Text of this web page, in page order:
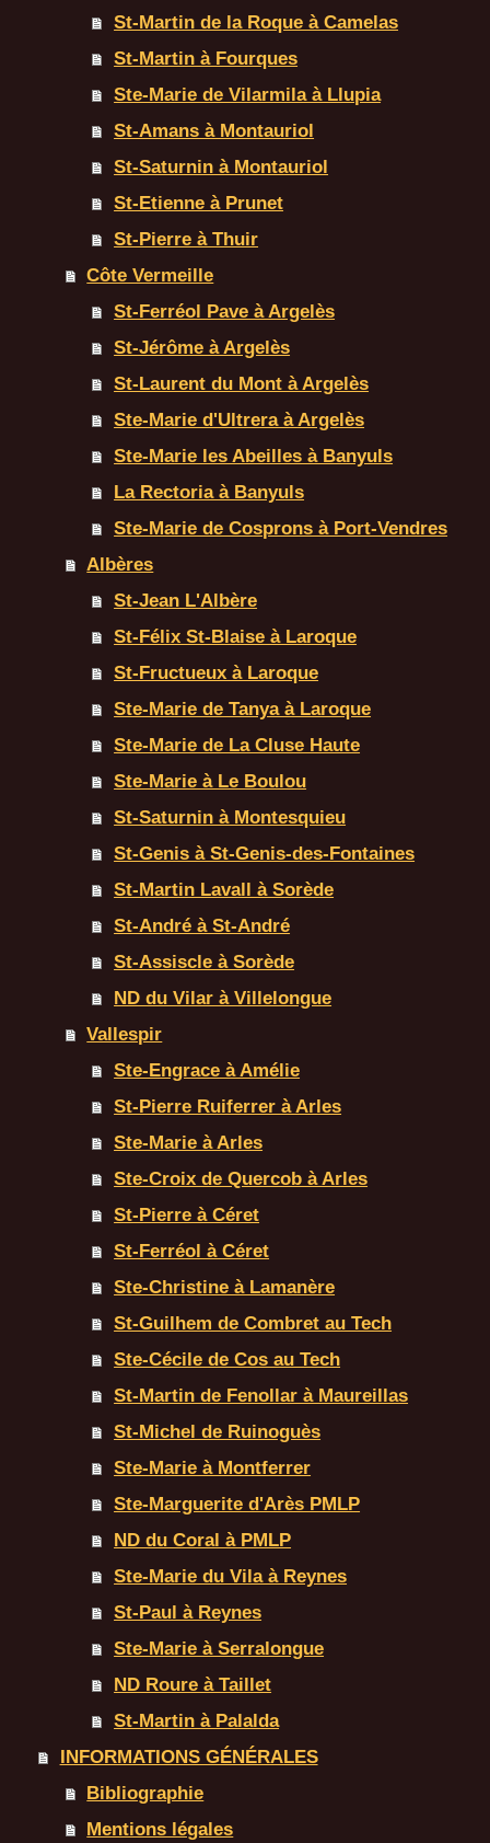
St-Martin de la Roque à Camelas
St-Martin à Fourques
Ste-Marie de Vilarmila à Llupia
St-Amans à Montauriol
St-Saturnin à Montauriol
St-Etienne à Prunet
St-Pierre à Thuir
Côte Vermeille
St-Ferréol Pave à Argelès
St-Jérôme à Argelès
St-Laurent du Mont à Argelès
Ste-Marie d'Ultrera à Argelès
Ste-Marie les Abeilles à Banyuls
La Rectoria à Banyuls
Ste-Marie de Cosprons à Port-Vendres
Albères
St-Jean L'Albère
St-Félix St-Blaise à Laroque
St-Fructueux à Laroque
Ste-Marie de Tanya à Laroque
Ste-Marie de La Cluse Haute
Ste-Marie à Le Boulou
St-Saturnin à Montesquieu
St-Genis à St-Genis-des-Fontaines
St-Martin Lavall à Sorède
St-André à St-André
St-Assiscle à Sorède
ND du Vilar à Villelongue
Vallespir
Ste-Engrace à Amélie
St-Pierre Ruiferrer à Arles
Ste-Marie à Arles
Ste-Croix de Quercob à Arles
St-Pierre à Céret
St-Ferréol à Céret
Ste-Christine à Lamanère
St-Guilhem de Combret au Tech
Ste-Cécile de Cos au Tech
St-Martin de Fenollar à Maureillas
St-Michel de Ruinoguès
Ste-Marie à Montferrer
Ste-Marguerite d'Arès PMLP
ND du Coral à PMLP
Ste-Marie du Vila à Reynes
St-Paul à Reynes
Ste-Marie à Serralongue
ND Roure à Taillet
St-Martin à Palalda
INFORMATIONS GÉNÉRALES
Bibliographie
Mentions légales